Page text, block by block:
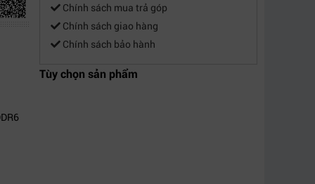
Chính sách mua trả góp
Chính sách giao hàng
Chính sách bảo hành
Tùy chọn sản phẩm